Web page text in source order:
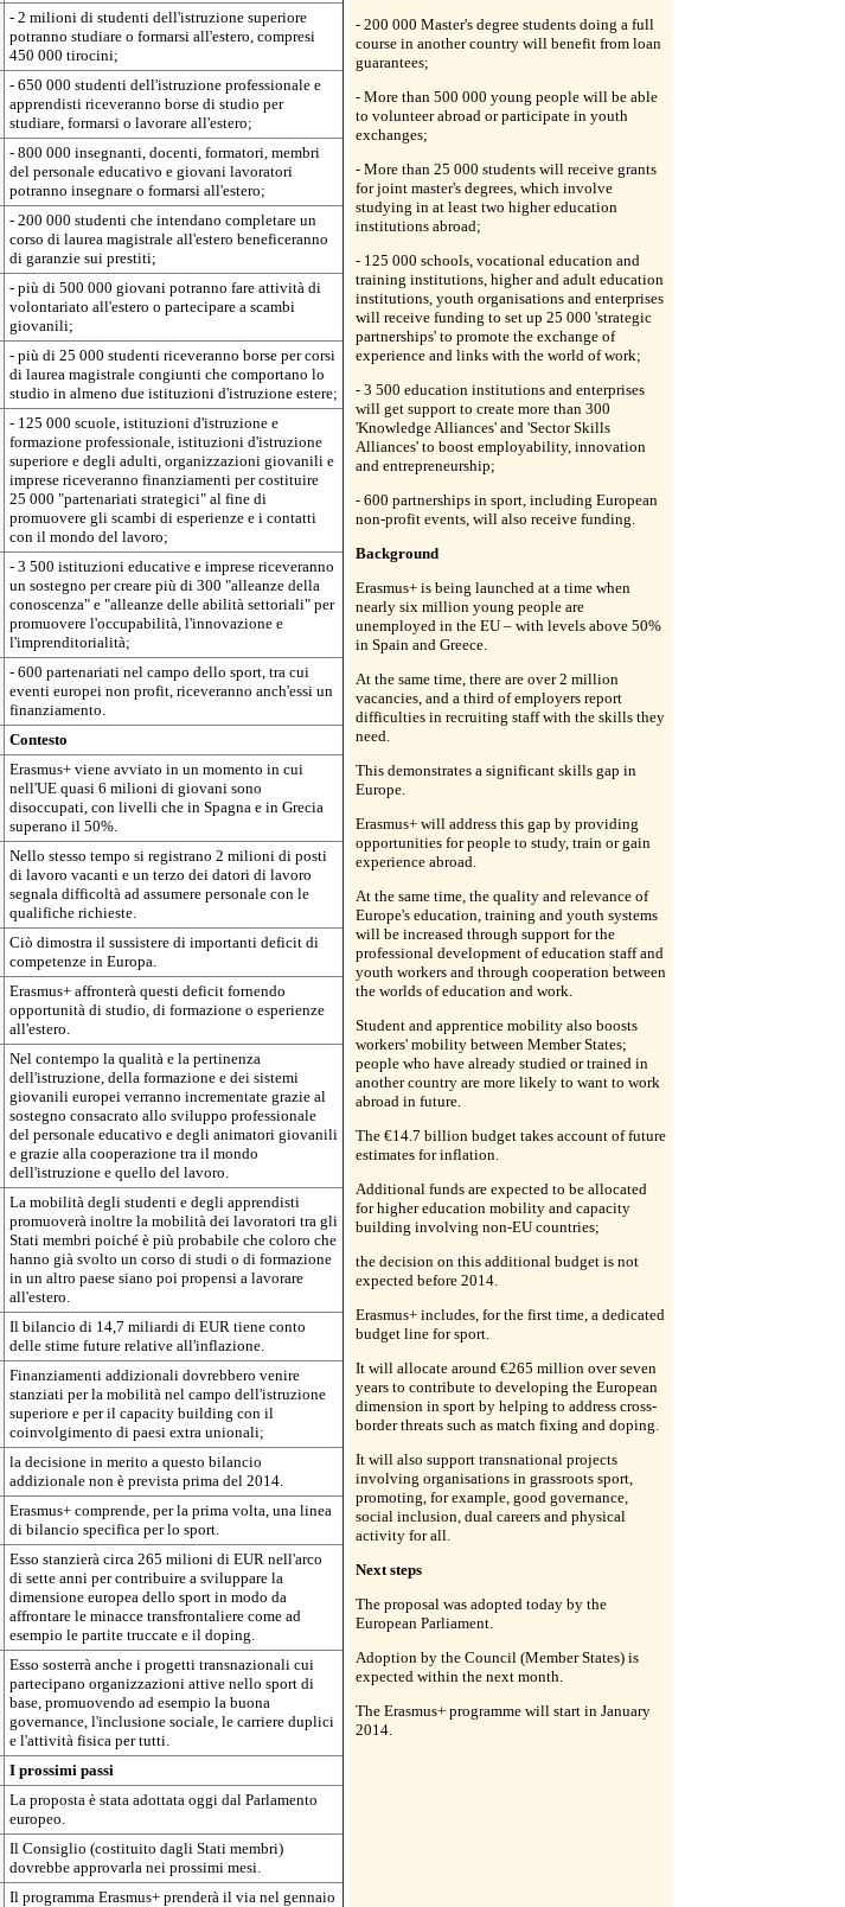
- 2 milioni di studenti dell'istruzione superiore
potranno studiare o formarsi all'estero, compresi
450 000 tirocini;
- 650 000 studenti dell'istruzione professionale e
apprendisti riceveranno borse di studio per
studiare, formarsi o lavorare all'estero;
- 800 000 insegnanti, docenti, formatori, membri
del personale educativo e giovani lavoratori
potranno insegnare o formarsi all'estero;
- 200 000 studenti che intendano completare un
corso di laurea magistrale all'estero beneficeranno
di garanzie sui prestiti;
- più di 500 000 giovani potranno fare attività di
volontariato all'estero o partecipare a scambi
giovanili;
- più di 25 000 studenti riceveranno borse per corsi
di laurea magistrale congiunti che comportano lo
studio in almeno due istituzioni d'istruzione estere;
- 125 000 scuole, istituzioni d'istruzione e
formazione professionale, istituzioni d'istruzione
superiore e degli adulti, organizzazioni giovanili e
imprese riceveranno finanziamenti per costituire
25 000 "partenariati strategici" al fine di
promuovere gli scambi di esperienze e i contatti
con il mondo del lavoro;
- 3 500 istituzioni educative e imprese riceveranno
un sostegno per creare più di 300 "alleanze della
conoscenza" e "alleanze delle abilità settoriali" per
promuovere l'occupabilità, l'innovazione e
l'imprenditorialità;
- 600 partenariati nel campo dello sport, tra cui
eventi europei non profit, riceveranno anch'essi un
finanziamento.
Contesto
Erasmus+ viene avviato in un momento in cui
nell'UE quasi 6 milioni di giovani sono
disoccupati, con livelli che in Spagna e in Grecia
superano il 50%.
Nello stesso tempo si registrano 2 milioni di posti
di lavoro vacanti e un terzo dei datori di lavoro
segnala difficoltà ad assumere personale con le
qualifiche richieste.
Ciò dimostra il sussistere di importanti deficit di
competenze in Europa.
Erasmus+ affronterà questi deficit fornendo
opportunità di studio, di formazione o esperienze
all'estero.
Nel contempo la qualità e la pertinenza
dell'istruzione, della formazione e dei sistemi
giovanili europei verranno incrementate grazie al
sostegno consacrato allo sviluppo professionale
del personale educativo e degli animatori giovanili
e grazie alla cooperazione tra il mondo
dell'istruzione e quello del lavoro.
La mobilità degli studenti e degli apprendisti
promuoverà inoltre la mobilità dei lavoratori tra gli
Stati membri poiché è più probabile che coloro che
hanno già svolto un corso di studi o di formazione
in un altro paese siano poi propensi a lavorare
all'estero.
Il bilancio di 14,7 miliardi di EUR tiene conto
delle stime future relative all'inflazione.
Finanziamenti addizionali dovrebbero venire
stanziati per la mobilità nel campo dell'istruzione
superiore e per il capacity building con il
coinvolgimento di paesi extra unionali;
la decisione in merito a questo bilancio
addizionale non è prevista prima del 2014.
Erasmus+ comprende, per la prima volta, una linea
di bilancio specifica per lo sport.
Esso stanzierà circa 265 milioni di EUR nell'arco
di sette anni per contribuire a sviluppare la
dimensione europea dello sport in modo da
affrontare le minacce transfrontaliere come ad
esempio le partite truccate e il doping.
Esso sosterrà anche i progetti transnazionali cui
partecipano organizzazioni attive nello sport di
base, promuovendo ad esempio la buona
governance, l'inclusione sociale, le carriere duplici
e l'attività fisica per tutti.
I prossimi passi
La proposta è stata adottata oggi dal Parlamento
europeo.
Il Consiglio (costituito dagli Stati membri)
dovrebbe approvarla nei prossimi mesi.
Il programma Erasmus+ prenderà il via nel gennaio
- 200 000 Master's degree students doing a full
course in another country will benefit from loan
guarantees;
- More than 500 000 young people will be able
to volunteer abroad or participate in youth
exchanges;
- More than 25 000 students will receive grants
for joint master's degrees, which involve
studying in at least two higher education
institutions abroad;
- 125 000 schools, vocational education and
training institutions, higher and adult education
institutions, youth organisations and enterprises
will receive funding to set up 25 000 'strategic
partnerships' to promote the exchange of
experience and links with the world of work;
- 3 500 education institutions and enterprises
will get support to create more than 300
'Knowledge Alliances' and 'Sector Skills
Alliances' to boost employability, innovation
and entrepreneurship;
- 600 partnerships in sport, including European
non-profit events, will also receive funding.
Background
Erasmus+ is being launched at a time when
nearly six million young people are
unemployed in the EU – with levels above 50%
in Spain and Greece.
At the same time, there are over 2 million
vacancies, and a third of employers report
difficulties in recruiting staff with the skills they
need.
This demonstrates a significant skills gap in
Europe.
Erasmus+ will address this gap by providing
opportunities for people to study, train or gain
experience abroad.
At the same time, the quality and relevance of
Europe's education, training and youth systems
will be increased through support for the
professional development of education staff and
youth workers and through cooperation between
the worlds of education and work.
Student and apprentice mobility also boosts
workers' mobility between Member States;
people who have already studied or trained in
another country are more likely to want to work
abroad in future.
The €14.7 billion budget takes account of future
estimates for inflation.
Additional funds are expected to be allocated
for higher education mobility and capacity
building involving non-EU countries;
the decision on this additional budget is not
expected before 2014.
Erasmus+ includes, for the first time, a dedicated
budget line for sport.
It will allocate around €265 million over seven
years to contribute to developing the European
dimension in sport by helping to address cross-
border threats such as match fixing and doping.
It will also support transnational projects
involving organisations in grassroots sport,
promoting, for example, good governance,
social inclusion, dual careers and physical
activity for all.
Next steps
The proposal was adopted today by the
European Parliament.
Adoption by the Council (Member States) is
expected within the next month.
The Erasmus+ programme will start in January
2014.